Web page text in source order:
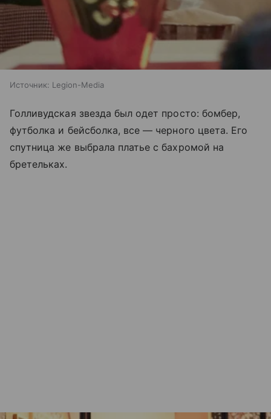
Источник: Legion-Media
Голливудская звезда был одет просто: бомбер,
футболка и бейсболка, все — черного цвета. Его
спутница же выбрала платье с бахромой на
бретельках.